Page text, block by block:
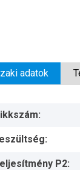
adatok
P2: